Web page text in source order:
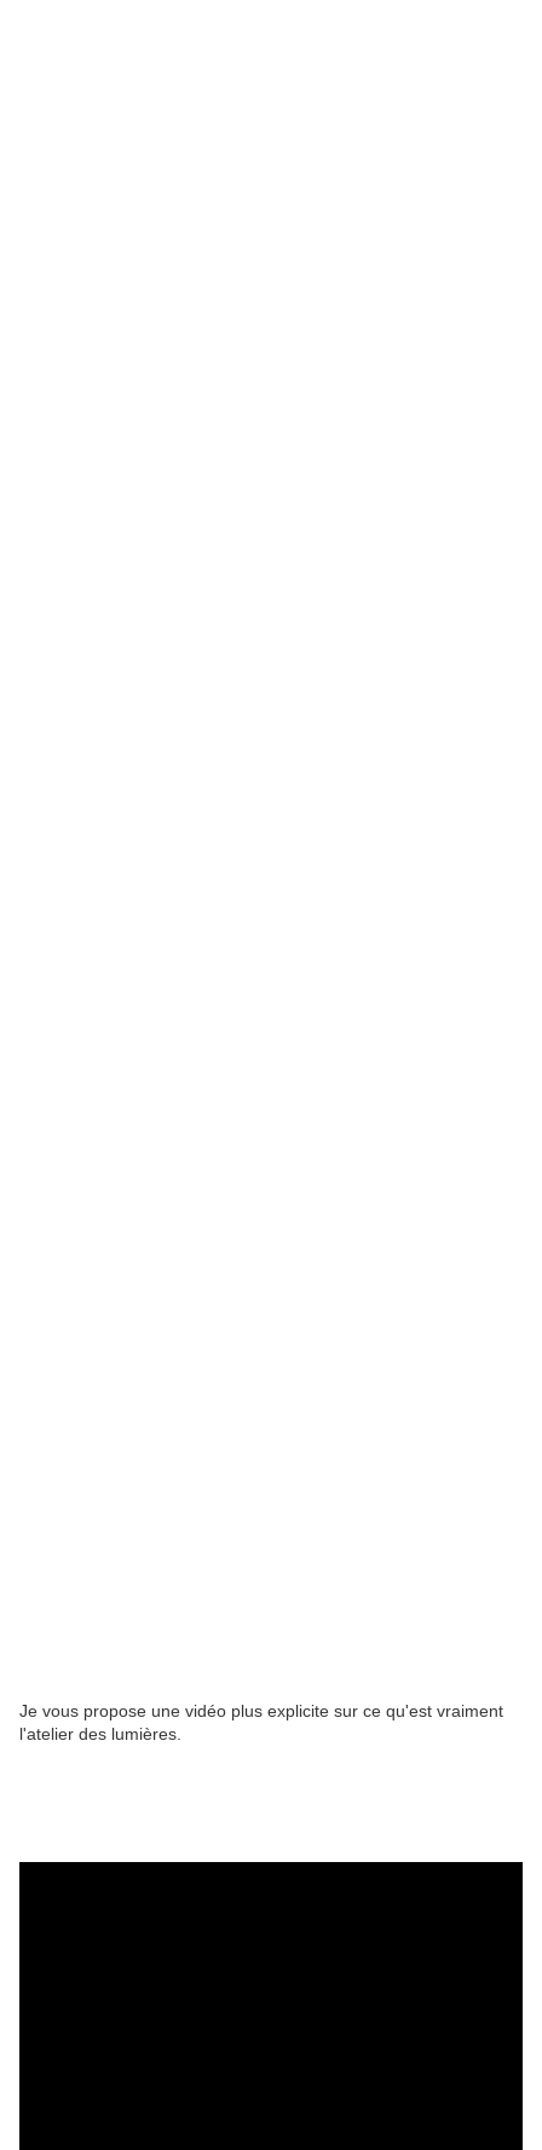
Je vous propose une vidéo plus explicite sur ce qu'est vraiment
l'atelier des lumières.